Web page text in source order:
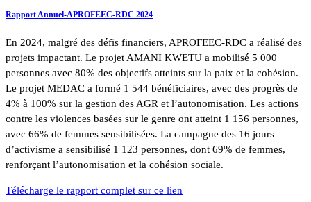
Rapport Annuel-APROFEEC-RDC 2024
En 2024, malgré des défis financiers, APROFEEC-RDC a réalisé des
projets impactant. Le projet AMANI KWETU a mobilisé 5 000
personnes avec 80% des objectifs atteints sur la paix et la cohésion.
Le projet MEDAC a formé 1 544 bénéficiaires, avec des progrès de
4% à 100% sur la gestion des AGR et l’autonomisation. Les actions
contre les violences basées sur le genre ont atteint 1 156 personnes,
avec 66% de femmes sensibilisées. La campagne des 16 jours
d’activisme a sensibilisé 1 123 personnes, dont 69% de femmes,
renforçant l’autonomisation et la cohésion sociale.
Télécharge le rapport complet sur ce lien